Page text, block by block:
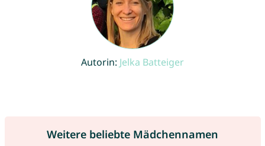
Autorin: Jelka Batteiger
Weitere beliebte Mädchennamen